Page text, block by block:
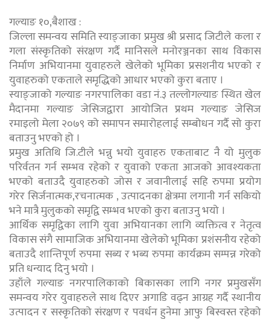
गल्याङ १०,बैशाख :
जिल्ला समन्वय समिति स्याङ्जाका प्रमुख श्री प्रसाद जिटीले कला र
गला संस्कृतिको संरक्षण गर्दै मानिसले मनोरञ्जनका साथ विकास
निर्माण अभियानमा युवाहरुले खेलेको भूमिका प्रसशनीय भएको र
युवाहरुको एकताले समृद्धिको आधार भएको कुरा बताए ।
स्याङ्जाको गल्याङ नगरपालिका वडा नं.३ तल्लोगल्याङ स्थित खेल
मैदानमा गल्याङ जेसिजद्वारा आयोजित प्रथम गल्याङ जेसिज
रमाइलो मेला २०७९ को समापन समारोहलाई सम्बोधन गर्दै सो कुरा
बताउनु भएको हो ।
प्रमुख अतिथि जि.टीले भन्नु भयो युवाहरु एकताबाट नै यो मुलुक
परिर्वतन गर्न सम्भव रहेको र युवाको एकता आजको आवश्यकता
भएको बताउदै युवाहरुको जोस र जवानीलाई सहि रुपमा प्रयोग
गरेर सिर्जनात्मक,रचनात्मक , उत्पादनका क्षेत्रमा लगानी गर्न सकियो
भने मात्रै मुलुकको समृद्वि सम्भव भएको कुरा बताउनु भयो ।
आर्थिक समृद्विका लागि युवा अभियानका लागि व्यक्तित्व र नेतृत्व
विकास संगै सामाजिक अभियानमा खेलेको भूमिका प्रशंसनीय रहेको
बताउदै शान्तिपूर्ण रुपमा सब्य र भब्य रुपमा कार्यक्रम सम्पन्न गरेको
प्रति धन्याद दिनु भयो ।
उहाँले गल्याङ नगरपालिकाको बिकासका लागि नगर प्रमुखसँग
समन्वय गरेर युवाहरुले साथ दिएर अगाडि वढ्न आग्रह गर्दै स्थानीय
उत्पादन र सस्कृतिको संरक्षण र पवर्धन हुनेमा आफु बिस्वस्त रहेको